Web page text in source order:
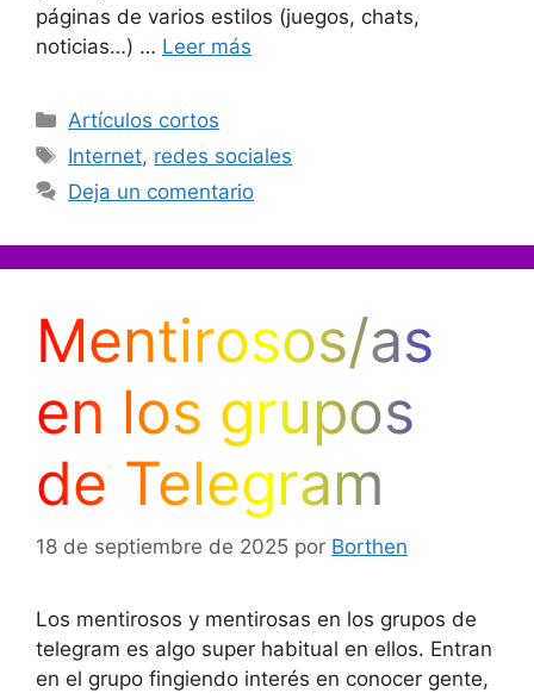
páginas de varios estilos (juegos, chats,
noticias…) … Leer más
Categorías
Artículos cortos
Etiquetas
Internet, redes sociales
Deja un comentario
Mentirosos/as
en los grupos
de Telegram
18 de septiembre de 2025 por Borthen
Los mentirosos y mentirosas en los grupos de
telegram es algo super habitual en ellos. Entran
en el grupo fingiendo interés en conocer gente,